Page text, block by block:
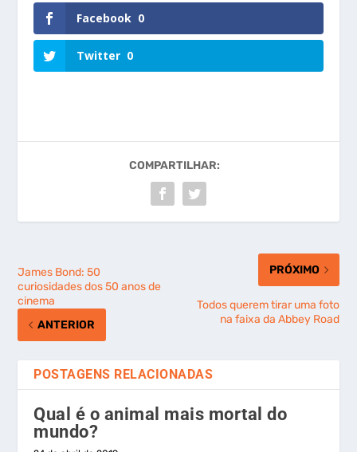
Facebook 0
Twitter 0
COMPARTILHAR:
James Bond: 50
curiosidades dos 50 anos de
cinema
ANTERIOR
PRÓXIMO
Todos querem tirar uma foto
na faixa da Abbey Road
POSTAGENS RELACIONADAS
Qual é o animal mais mortal do
mundo?